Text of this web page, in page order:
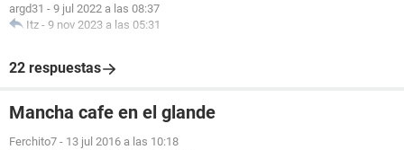
argd31 - 9 jul 2022 a las 08:37
Itz - 9 nov 2023 a las 05:31
22 respuestas
Mancha cafe en el glande
Ferchito7 - 13 jul 2016 a las 10:18